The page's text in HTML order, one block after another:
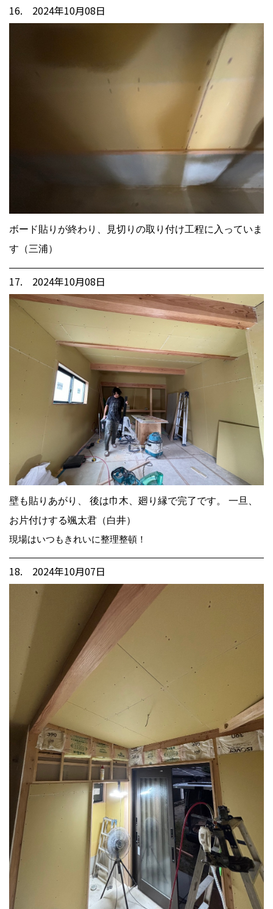
16. 2024年10月08日
ボード貼りが終わり、見切りの取り付け工程に入っていま
す（三浦）
17. 2024年10月08日
壁も貼りあがり、 後は巾木、廻り縁で完了です。 一旦、
お片付けする颯太君（白井）
現場はいつもきれいに整理整頓！
18. 2024年10月07日